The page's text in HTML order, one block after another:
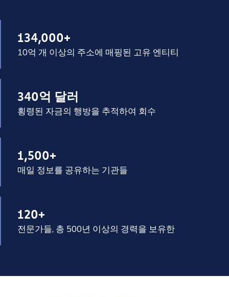
134,000+
10억 개 이상의 주소에 매핑된 고유 엔티티
340억 달러
횡령된 자금의 행방을 추적하여 회수
1,500+
매일 정보를 공유하는 기관들
120+
전문가들, 총 500년 이상의 경력을 보유한